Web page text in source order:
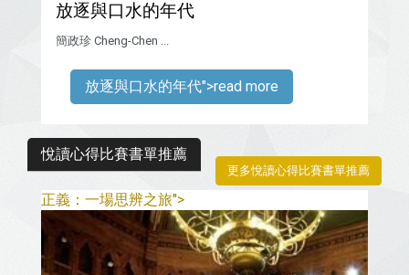
放逐與口水的年代
簡政珍 Cheng-Chen ...
放逐與口水的年代">read more
悅讀心得比賽書單推薦
更多悅讀心得比賽書單推薦
正義：一場思辨之旅">